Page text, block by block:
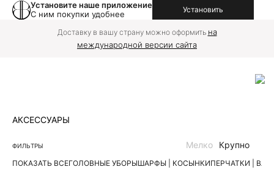
Установите наше приложение
С ним покупки удобнее
Установить
Доставку в вашу страну можно оформить на
международной версии сайта
АКСЕССУАРЫ
ФИЛЬТРЫ
ПОКАЗАТЬ ВСЕГОЛОВНЫЕ УБОРЫШАРФЫ | КОСЫНКИПЕРЧАТКИ |
Мелко Крупно